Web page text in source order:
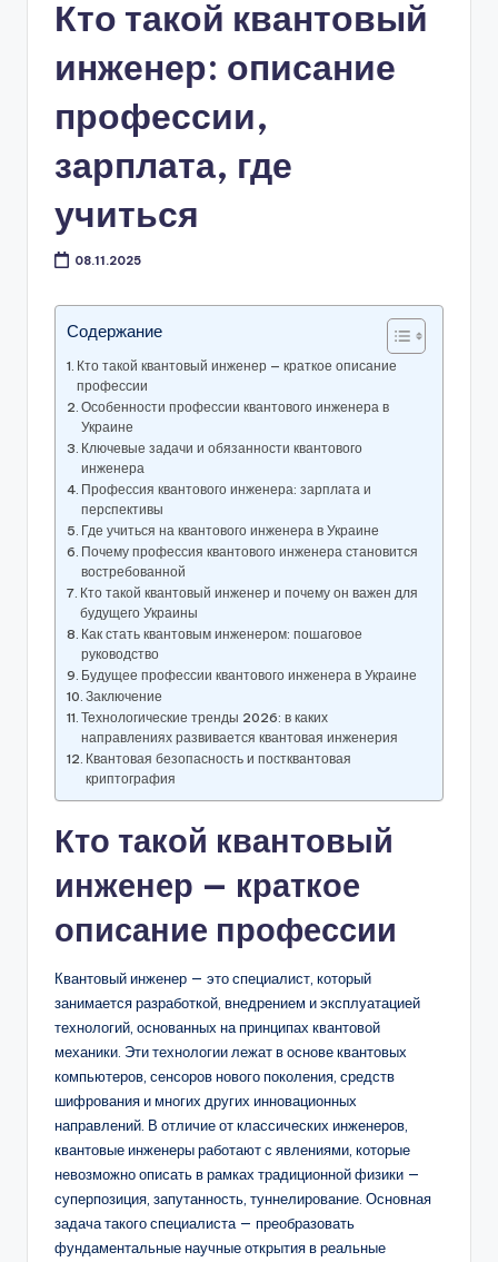
Кто такой квантовый
инженер: описание
профессии,
зарплата, где
учиться
08.11.2025
Содержание
Кто такой квантовый инженер — краткое описание
профессии
Особенности профессии квантового инженера в
Украине
Ключевые задачи и обязанности квантового
инженера
Профессия квантового инженера: зарплата и
перспективы
Где учиться на квантового инженера в Украине
Почему профессия квантового инженера становится
востребованной
Кто такой квантовый инженер и почему он важен для
будущего Украины
Как стать квантовым инженером: пошаговое
руководство
Будущее профессии квантового инженера в Украине
Заключение
Технологические тренды 2026: в каких
направлениях развивается квантовая инженерия
Квантовая безопасность и постквантовая
криптография
Кто такой квантовый
инженер — краткое
описание профессии
Квантовый инженер — это специалист, который
занимается разработкой, внедрением и эксплуатацией
технологий, основанных на принципах квантовой
механики. Эти технологии лежат в основе квантовых
компьютеров, сенсоров нового поколения, средств
шифрования и многих других инновационных
направлений. В отличие от классических инженеров,
квантовые инженеры работают с явлениями, которые
невозможно описать в рамках традиционной физики —
суперпозиция, запутанность, туннелирование. Основная
задача такого специалиста — преобразовать
фундаментальные научные открытия в реальные